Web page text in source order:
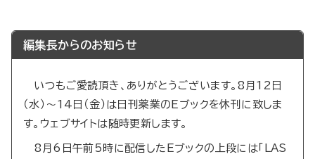
編集長からのお知らせ
いつもご愛読頂き、ありがとうございます。8月12日
（水）～14日（金）は日刊薬業のEブックを休刊に致しま
す。ウェブサイトは随時更新します。
8月6日午前5時に配信したEブックの上段には「LAS